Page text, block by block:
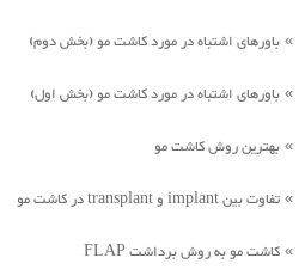
» باورهای اشتباه در مورد کاشت مو (بخش دوم)
» باورهای اشتباه در مورد کاشت مو (بخش اول)
» بهترین روش کاشت مو
» تفاوت بین implant و transplant در کاشت مو
» کاشت مو به روش برداشت FLAP